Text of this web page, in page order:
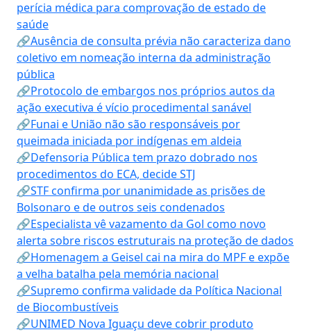
perícia médica para comprovação de estado de
saúde
🔗Ausência de consulta prévia não caracteriza dano
coletivo em nomeação interna da administração
pública
🔗Protocolo de embargos nos próprios autos da
ação executiva é vício procedimental sanável
🔗Funai e União não são responsáveis por
queimada iniciada por indígenas em aldeia
🔗Defensoria Pública tem prazo dobrado nos
procedimentos do ECA, decide STJ
🔗STF confirma por unanimidade as prisões de
Bolsonaro e de outros seis condenados
🔗Especialista vê vazamento da Gol como novo
alerta sobre riscos estruturais na proteção de dados
🔗Homenagem a Geisel cai na mira do MPF e expõe
a velha batalha pela memória nacional
🔗Supremo confirma validade da Política Nacional
de Biocombustíveis
🔗UNIMED Nova Iguaçu deve cobrir produto